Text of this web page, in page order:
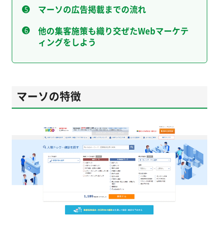
マーソの広告掲載までの流れ
他の集客施策も織り交ぜたWebマーケテ
ィングをしよう
マーソの特徴